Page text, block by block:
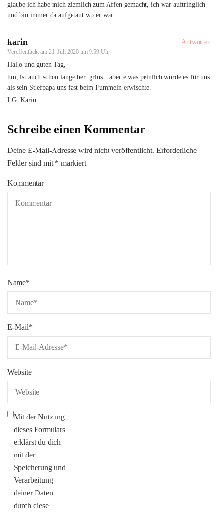
glaube ich habe mich ziemlich zum Affen gemacht, ich war auftringlich
und bin immer da aufgetaut wo er war.
karin
Veröffentlicht am 21. Juli 2020 um 9:59 Uhr
Antworten
Hallo und guten Tag,
hm, ist auch schon lange her..grins…aber etwas peinlich wurde es für uns
als sein Stiefpapa uns fast beim Fummeln erwischte.
LG..Karin…
Schreibe einen Kommentar
Deine E-Mail-Adresse wird nicht veröffentlicht. Erforderliche
Felder sind mit * markiert
Kommentar
Name*
E-Mail*
Website
Mit der Nutzung
dieses Formulars
erklärst du dich
mit der
Speicherung und
Verarbeitung
deiner Daten
durch diese